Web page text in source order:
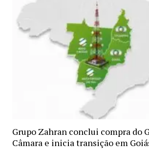
Grupo Zahran conclui compra do
Câmara e inicia transição em